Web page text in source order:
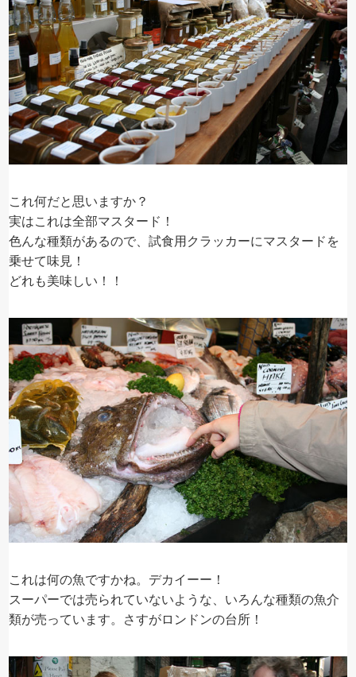
これ何だと思いますか？
実はこれは全部マスタード！
色んな種類があるので、試食用クラッカーにマスタードを
乗せて味見！
どれも美味しい！！
これは何の魚ですかね。デカイーー！
スーパーでは売られていないような、いろんな種類の魚介
類が売っています。さすがロンドンの台所！